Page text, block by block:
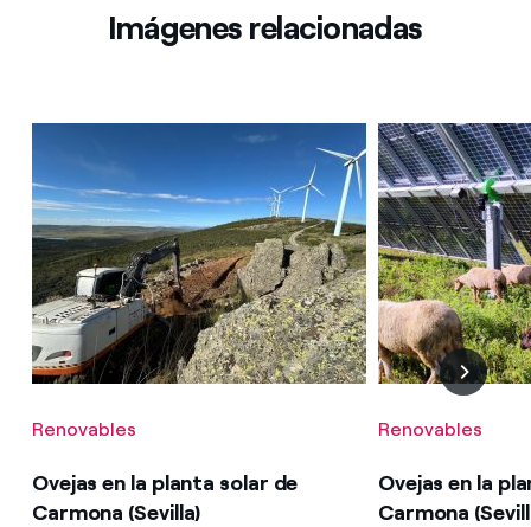
¿Gestionas varias comunidades de propietarios?
Imágenes relacionadas
Renovables
Ovejas en la planta solar de
Carmona (Sevilla)
Renovables
Ovejas en la
Carmona